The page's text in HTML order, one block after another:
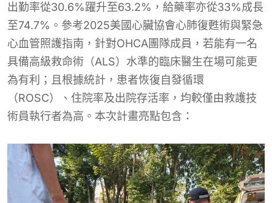
出勤率從30.6%躍升至63.2%，給藥率亦從33%成長
至74.7%。參考2025美國心臟協會心肺復甦術與緊急
心血管照護指南，針對OHCA團隊成員，若能有一名
具備高級救命術（ALS）水準的臨床醫生在場可能更
為有利；且根據統計，患者恢復自發循環
（ROSC）、住院率及出院存活率，均較僅由救護技
術員執行者為高。本次計畫亮點包含：